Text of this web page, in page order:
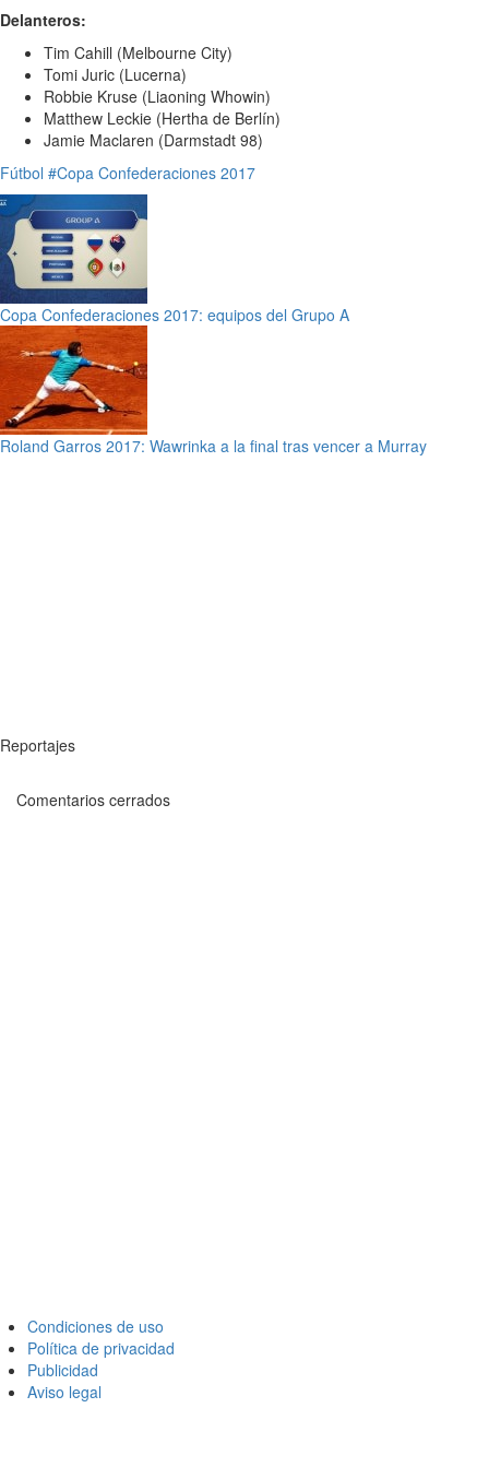
Delanteros:
Tim Cahill (Melbourne City)
Tomi Juric (Lucerna)
Robbie Kruse (Liaoning Whowin)
Matthew Leckie (Hertha de Berlín)
Jamie Maclaren (Darmstadt 98)
Fútbol #Copa Confederaciones 2017
Copa Confederaciones 2017: equipos del Grupo A
Roland Garros 2017: Wawrinka a la final tras vencer a Murray
Reportajes
Comentarios cerrados
Condiciones de uso
Política de privacidad
Publicidad
Aviso legal